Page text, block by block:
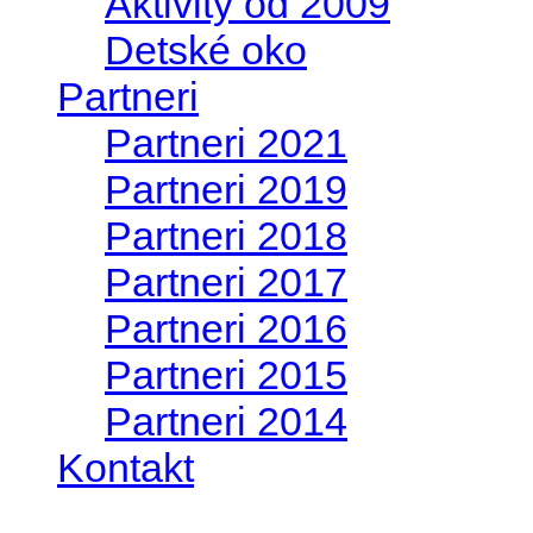
Detské oko
Partneri
Partneri 2021
Partneri 2019
Partneri 2018
Partneri 2017
Partneri 2016
Partneri 2015
Partneri 2014
Kontakt